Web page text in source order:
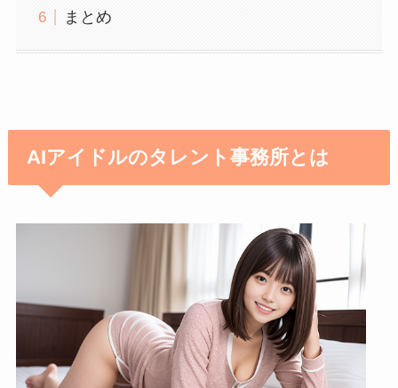
まとめ
AIアイドルのタレント事務所とは